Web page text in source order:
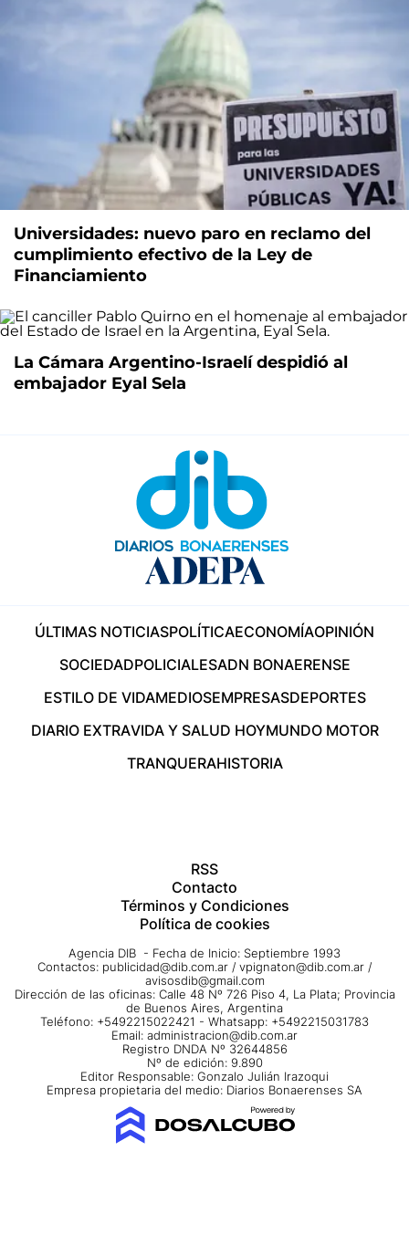
Universidades: nuevo paro en reclamo del
cumplimiento efectivo de la Ley de
Financiamiento
La Cámara Argentino-Israelí despidió al
embajador Eyal Sela
ÚLTIMAS NOTICIASPOLÍTICAECONOMÍAOPINIÓN
SOCIEDADPOLICIALESADN BONAERENSE
ESTILO DE VIDAMEDIOSEMPRESASDEPORTES
DIARIO EXTRAVIDA Y SALUD HOYMUNDO MOTOR
TRANQUERAHISTORIA
RSS
Contacto
Términos y Condiciones
Política de cookies
Agencia DIB - Fecha de Inicio: Septiembre 1993
Contactos: publicidad@dib.com.ar / vpignaton@dib.com.ar /
avisosdib@gmail.com
Dirección de las oficinas: Calle 48 Nº 726 Piso 4, La Plata; Provincia
de Buenos Aires, Argentina
Teléfono: +5492215022421 - Whatsapp: +5492215031783
Email: administracion@dib.com.ar
Registro DNDA Nº 32644856
Nº de edición: 9.890
Editor Responsable: Gonzalo Julián Irazoqui
Empresa propietaria del medio: Diarios Bonaerenses SA